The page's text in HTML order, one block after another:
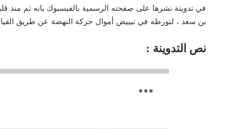
بن سعد ، لتورطه في تبييض أموال حركة النهضة عن طريق
نص التدوينة :